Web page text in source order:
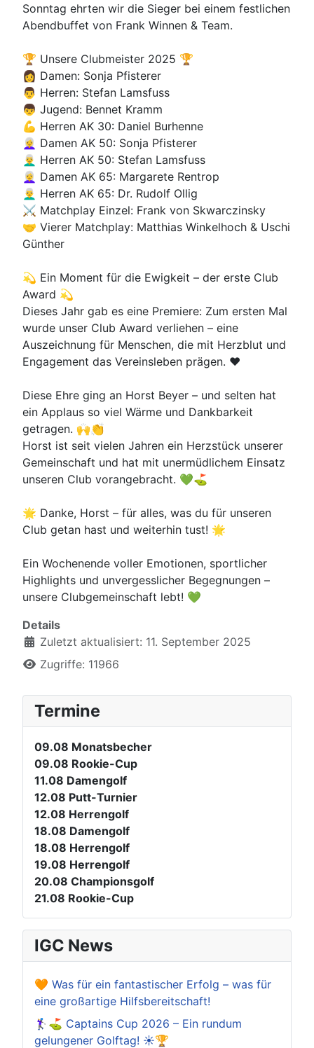
Sonntag ehrten wir die Sieger bei einem festlichen
Abendbuffet von Frank Winnen & Team.
🏆 Unsere Clubmeister 2025 🏆
👩 Damen: Sonja Pfisterer
👨 Herren: Stefan Lamsfuss
👦 Jugend: Bennet Kramm
💪 Herren AK 30: Daniel Burhenne
👩‍🦳 Damen AK 50: Sonja Pfisterer
👨‍🦳 Herren AK 50: Stefan Lamsfuss
👩‍🦳 Damen AK 65: Margarete Rentrop
👨‍🦳 Herren AK 65: Dr. Rudolf Ollig
⚔️ Matchplay Einzel: Frank von Skwarczinsky
🤝 Vierer Matchplay: Matthias Winkelhoch & Uschi
Günther
💫 Ein Moment für die Ewigkeit – der erste Club
Award 💫
Dieses Jahr gab es eine Premiere: Zum ersten Mal
wurde unser Club Award verliehen – eine
Auszeichnung für Menschen, die mit Herzblut und
Engagement das Vereinsleben prägen. ❤️
Diese Ehre ging an Horst Beyer – und selten hat
ein Applaus so viel Wärme und Dankbarkeit
getragen. 🙌👏
Horst ist seit vielen Jahren ein Herzstück unserer
Gemeinschaft und hat mit unermüdlichem Einsatz
unseren Club vorangebracht. 💚⛳
🌟 Danke, Horst – für alles, was du für unseren
Club getan hast und weiterhin tust! 🌟
Ein Wochenende voller Emotionen, sportlicher
Highlights und unvergesslicher Begegnungen –
unsere Clubgemeinschaft lebt! 💚
Details
Zuletzt aktualisiert: 11. September 2025
Zugriffe: 11966
Termine
09.08 Monatsbecher
09.08 Rookie-Cup
11.08 Damengolf
12.08 Putt-Turnier
12.08 Herrengolf
18.08 Damengolf
18.08 Herrengolf
19.08 Herrengolf
20.08 Championsgolf
21.08 Rookie-Cup
IGC News
🧡 Was für ein fantastischer Erfolg – was für
eine großartige Hilfsbereitschaft!
🏌️‍♀️⛳ Captains Cup 2026 – Ein rundum
gelungener Golftag! ☀️🏆